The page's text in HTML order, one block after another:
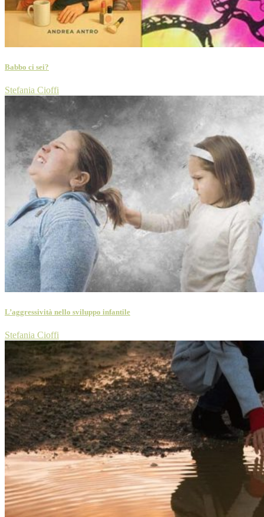
Babbo ci sei?
Stefania Cioffi
L’aggressività nello sviluppo infantile
Stefania Cioffi